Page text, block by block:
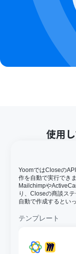
使用
YoomではCloseの
作を自動で実行でき
Mailchimpや
り、Closeの商談ス
自動で作成するとい
テンプレート